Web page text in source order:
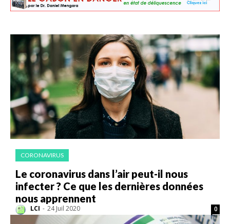
CORONAVIRUS
Le coronavirus dans l’air peut-il nous
infecter ? Ce que les dernières données
nous apprennent
LCI - 24 Juil 2020 0